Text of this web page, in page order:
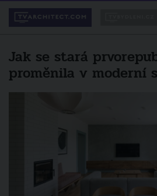
Jak se stará
proměnila v moderní